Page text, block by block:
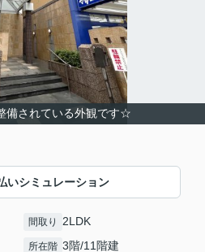
備されている外観です☆
いシミュレーション
間取り 2LDK
所在階 3階/11階建